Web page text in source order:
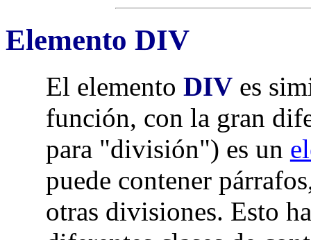
Elemento DIV
El elemento DIVes
función, con la gran
para "división") es un
puede contener
otras divisiones. Esto